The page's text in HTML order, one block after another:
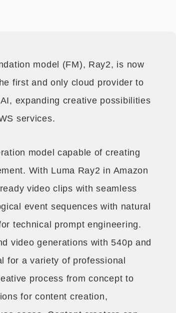
model (FM), Ray2, is now
first and only cloud provider to
expanding creative possibilities
services.
model capable of creating
With Luma Ray2 in Amazon
video clips with seamless
event sequences with natural
technical prompt engineering.
video generations with 540p and
for a variety of professional
process from concept to
for content creation,